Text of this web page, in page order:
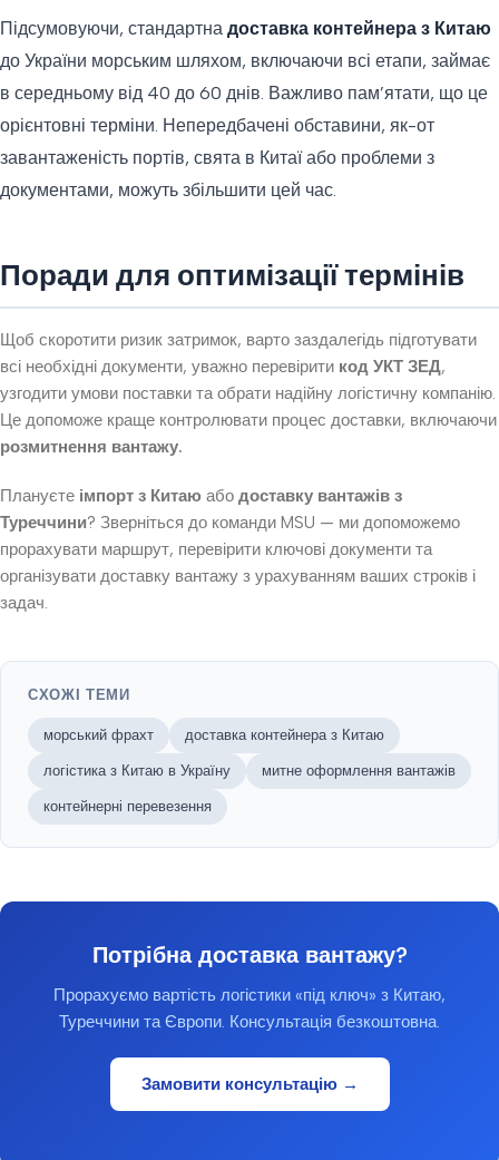
Підсумовуючи, стандартна доставка контейнера з Китаю
до України морським шляхом, включаючи всі етапи, займає
в середньому від 40 до 60 днів. Важливо пам’ятати, що це
орієнтовні терміни. Непередбачені обставини, як-от
завантаженість портів, свята в Китаї або проблеми з
документами, можуть збільшити цей час.
Поради для оптимізації термінів
Щоб скоротити ризик затримок, варто заздалегідь підготувати
всі необхідні документи, уважно перевірити код УКТ ЗЕД,
узгодити умови поставки та обрати надійну логістичну компанію.
Це допоможе краще контролювати процес доставки, включаючи
розмитнення вантажу.
Плануєте імпорт з Китаю або доставку вантажів з
Туреччини? Зверніться до команди MSU — ми допоможемо
прорахувати маршрут, перевірити ключові документи та
організувати доставку вантажу з урахуванням ваших строків і
задач.
СХОЖІ ТЕМИ
морський фрахт доставка контейнера з Китаю
логістика з Китаю в Україну митне оформлення вантажів
контейнерні перевезення
Потрібна доставка вантажу?
Прорахуємо вартість логістики «під ключ» з Китаю,
Туреччини та Європи. Консультація безкоштовна.
Замовити консультацію →